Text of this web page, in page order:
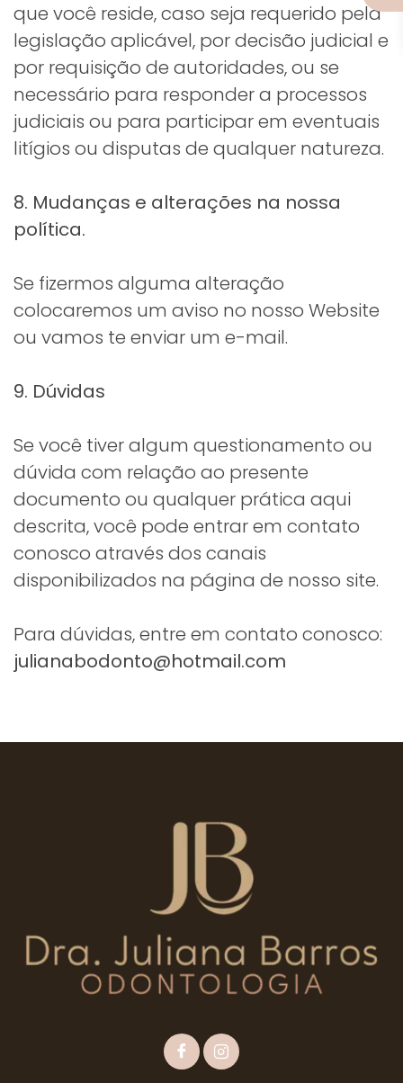
que você reside, caso seja requerido pela
legislação aplicável, por decisão judicial e
por requisição de autoridades, ou se
necessário para responder a processos
judiciais ou para participar em eventuais
litígios ou disputas de qualquer natureza.
8. Mudanças e alterações na nossa
política.
Se fizermos alguma alteração
colocaremos um aviso no nosso Website
ou vamos te enviar um e-mail.
9. Dúvidas
Se você tiver algum questionamento ou
dúvida com relação ao presente
documento ou qualquer prática aqui
descrita, você pode entrar em contato
conosco através dos canais
disponibilizados na página de nosso site.
Para dúvidas, entre em contato conosco:
julianabodonto@hotmail.com